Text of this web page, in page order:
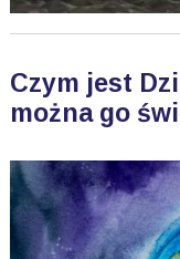
Czym jest
można go